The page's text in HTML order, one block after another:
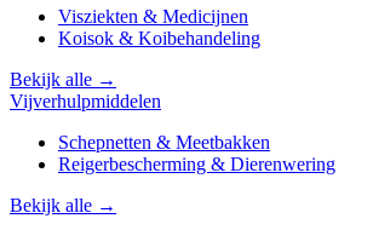
Visziekten & Medicijnen
Koisok & Koibehandeling
Bekijk alle →
Vijverhulpmiddelen
Schepnetten & Meetbakken
Reigerbescherming & Dierenwering
Bekijk alle →